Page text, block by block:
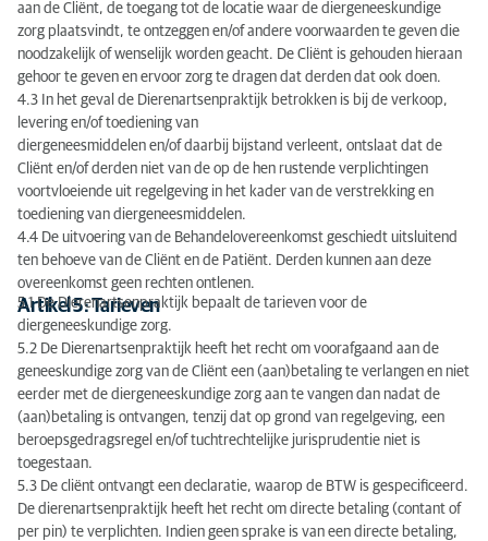
aan de Cliënt, de toegang tot de locatie waar de diergeneeskundige
zorg plaatsvindt, te ontzeggen en/of andere voorwaarden te geven die
noodzakelijk of wenselijk worden geacht. De Cliënt is gehouden hieraan
gehoor te geven en ervoor zorg te dragen dat derden dat ook doen.
4.3 In het geval de Dierenartsenpraktijk betrokken is bij de verkoop,
levering en/of toediening van
diergeneesmiddelen en/of daarbij bijstand verleent, ontslaat dat de
Cliënt en/of derden niet van de op de hen rustende verplichtingen
voortvloeiende uit regelgeving in het kader van de verstrekking en
toediening van diergeneesmiddelen.
4.4 De uitvoering van de Behandelovereenkomst geschiedt uitsluitend
ten behoeve van de Cliënt en de Patiënt. Derden kunnen aan deze
overeenkomst geen rechten ontlenen.
Artikel 5: Tarieven
5.1 De Dierenartsenpraktijk bepaalt de tarieven voor de
diergeneeskundige zorg.
5.2 De Dierenartsenpraktijk heeft het recht om voorafgaand aan de
geneeskundige zorg van de Cliënt een (aan)betaling te verlangen en niet
eerder met de diergeneeskundige zorg aan te vangen dan nadat de
(aan)betaling is ontvangen, tenzij dat op grond van regelgeving, een
beroepsgedragsregel en/of tuchtrechtelijke jurisprudentie niet is
toegestaan.
5.3 De cliënt ontvangt een declaratie, waarop de BTW is gespecificeerd.
De dierenartsenpraktijk heeft het recht om directe betaling (contant of
per pin) te verplichten. Indien geen sprake is van een directe betaling,